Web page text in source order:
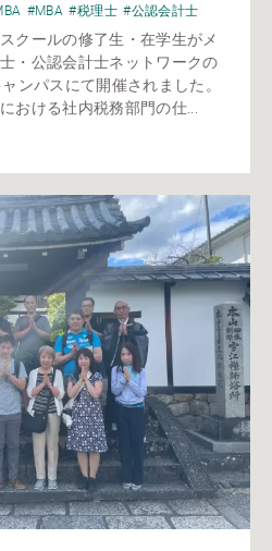
#MBA #税理士 #公認会計士
クールの修了生・在学生がメ
・公認会計士ネットワークの
ンパスにて開催されました。
おける社内税務部門の仕...